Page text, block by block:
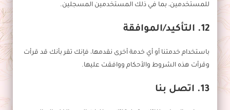
للمستخدمين، بما في ذلك المستخدمين المسجلين.
12. التأكيد/الموافقة
باستخدام خدمتنا أو أي خدمة أخرى نقدمها، فإنك تقر بأنك قد قرأت
وقرأت هذه الشروط والأحكام ووافقت عليها.
13. اتصل بنا